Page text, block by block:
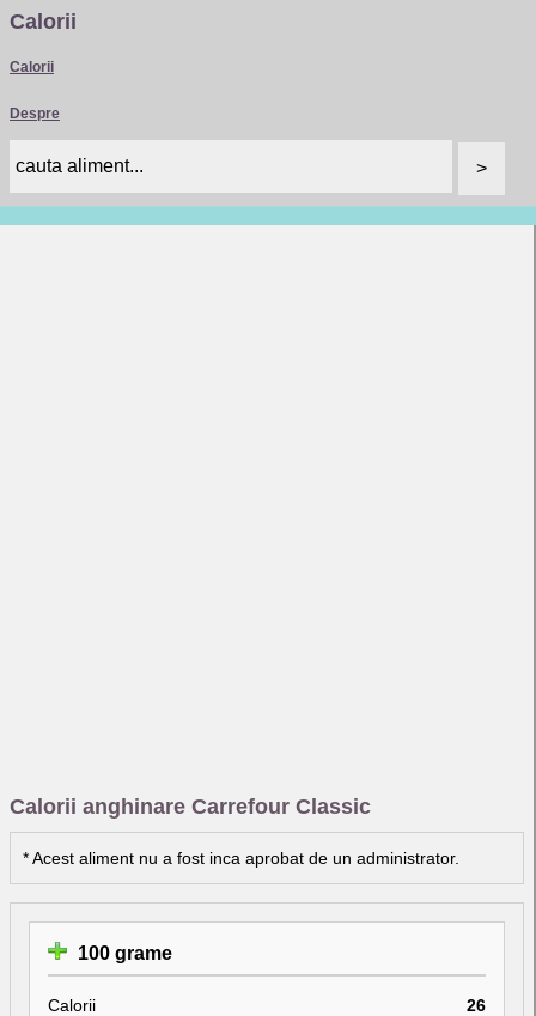
Calorii
Calorii
Despre
Calorii anghinare Carrefour Classic
* Acest aliment nu a fost inca aprobat de un administrator.
100 grame
Calorii
26